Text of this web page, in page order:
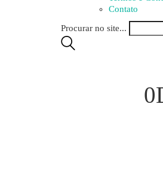
Contato
Procurar no site...